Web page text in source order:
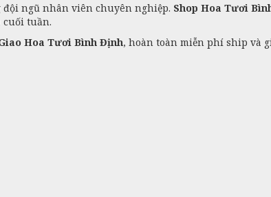
ngũ nhân viên chuyên nghiệp. Shop Hoa Tươi
cuối tuần.
Hoa Tươi Bình Định, hoàn toàn miễn phí ship và